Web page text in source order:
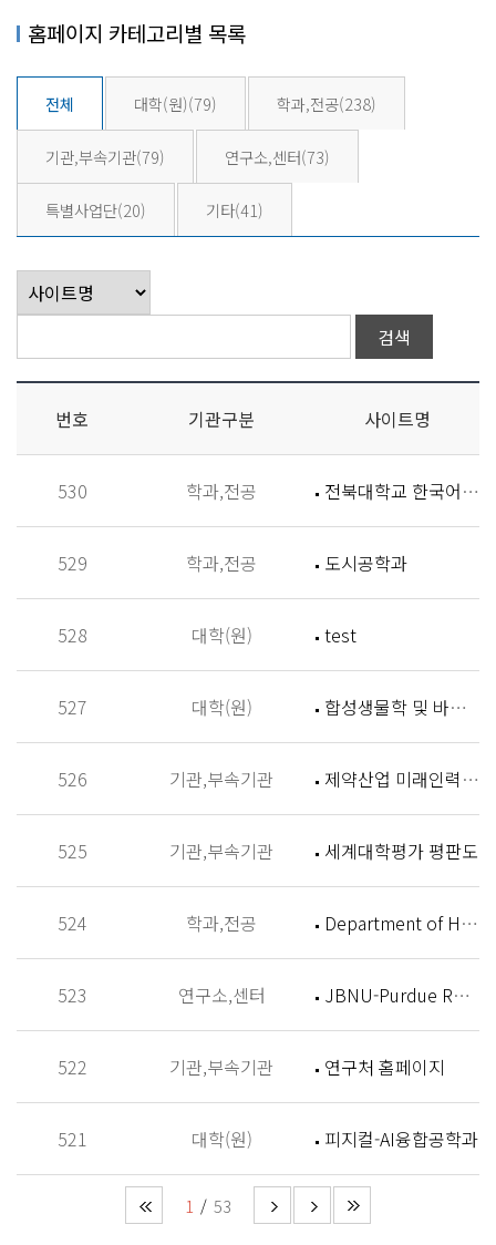
홈페이지 카테고리별 목록
전체 대학(원)(79) 학과,전공(238)
기관,부속기관(79) 연구소,센터(73)
특별사업단(20) 기타(41)
번호 기관구분 사이트명
530 학과,전공 전북대학교 한국어학과
529 학과,전공 도시공학과
528 대학(원) test
527 대학(원) 합성생물학 및 바이오신소재개발 연구실 (Synthetic Biology and Biomaterials Lab,SBBL)
526 기관,부속기관 제약산업 미래인력 양성센터 홈페이지
525 기관,부속기관 세계대학평가 평판도
524 학과,전공 Department of History
523 연구소,센터 JBNU-Purdue Research Institute (JPRI)
522 기관,부속기관 연구처 홈페이지
521 대학(원) 피지컬-AI융합공학과
1 53